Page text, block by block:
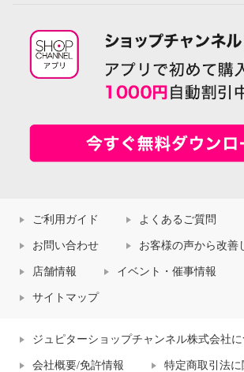
ご利用ガイド よくあるご質問
お問い合わせ お客様の声から改善
店舗情報 イベント・催事情報
サイトマップ
ジュピターショップチャンネル株式会社
会社概要/免許情報 特定商取引法に